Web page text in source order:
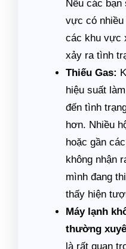
Nếu các bạn
vực có
các khu vực
xảy ra tình
Thiếu Gas:
hiệu suất
đến tình
hơn. Nhiều
hoặc gần
không nhận
mình đang
thấy hiện
Máy lạnh
thường
là rất quan